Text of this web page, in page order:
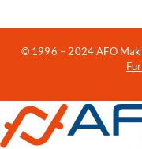
© 1996 – 2024 AFO